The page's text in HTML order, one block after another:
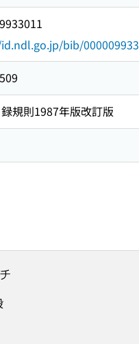
bib/
規則1987年版改訂版